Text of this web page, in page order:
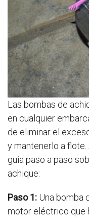
Las bombas de
en cualquier
de eliminar el
y mantenerlo a
guía paso a paso
achique:
Paso 1: Una bomba
motor eléctrico que